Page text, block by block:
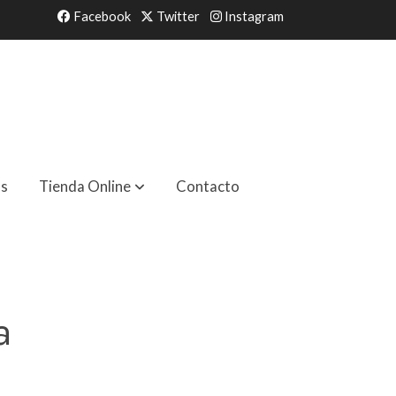
Facebook Twitter Instagram
Tienda Online Contacto